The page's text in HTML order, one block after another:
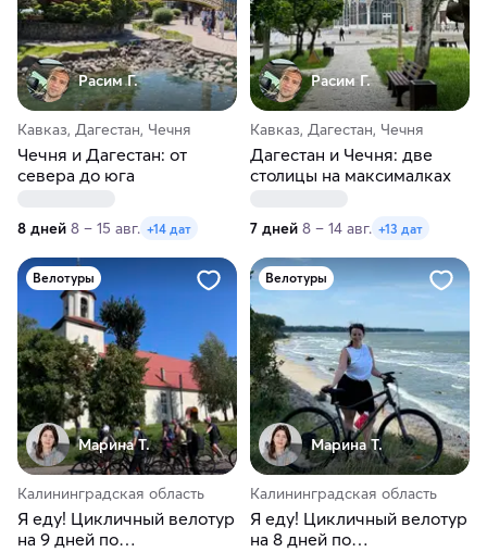
Расим Г.
Кавказ, Дагестан, Чечня
Чечня и Дагестан: от
севера до юга
8 дней 8 – 15 авг. +14 дат
Расим Г.
Кавказ, Дагестан, Чечня
Дагестан и Чечня: две
столицы на максималках
7 дней 8 – 14 авг. +13 дат
Велотуры
Марина Т.
Калининградская область
Я еду! Цикличный велотур
на 9 дней по
Велотуры
Марина Т.
Калининградская область
Я еду! Цикличный велотур
на 8 дней по